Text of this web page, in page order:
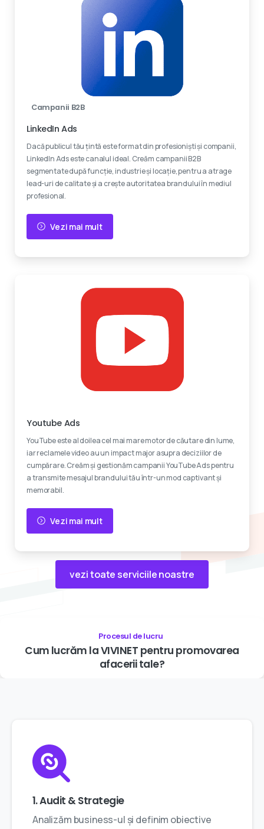
Campanii B2B
LinkedIn Ads
Dacă publicul tău țintă este format din profesioniști și companii,
LinkedIn Ads este canalul ideal. Creăm campanii B2B
segmentate după funcție, industrie și locație, pentru a atrage
lead-uri de calitate și a crește autoritatea brandului în mediul
profesional.
Vezi mai mult
Youtube Ads
YouTube este al doilea cel mai mare motor de căutare din lume,
iar reclamele video au un impact major asupra deciziilor de
cumpărare. Creăm și gestionăm campanii YouTube Ads pentru
a transmite mesajul brandului tău într-un mod captivant și
memorabil.
Vezi mai mult
vezi toate serviciile noastre
Procesul de lucru
Cum lucrăm laVIVINET pentru promovarea
afaceriitale?
1. Audit & Strategie
Analizăm business-ul și definim obiective